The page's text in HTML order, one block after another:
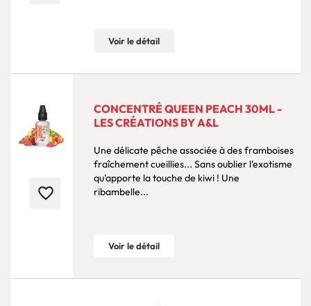
Voir le détail
favorite_border
CONCENTRÉ QUEEN PEACH 30ML -
LES CRÉATIONS BY A&L
Une délicate pêche associée à des framboises
fraîchement cueillies... Sans oublier l'exotisme
qu'apporte la touche de kiwi ! Une
ribambelle...
Voir le détail